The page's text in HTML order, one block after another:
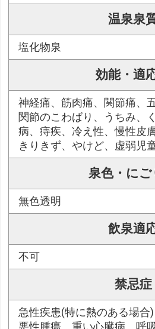
温泉泉
塩化物泉
効能・適
神経痛、筋肉痛、関節痛、
関節のこわばり、うちみ、
病、痔疾、冷え性、慢性皮
きりきず、やけど、虚弱児
泉色・に
無色透明
飲泉適
不可
禁忌症
急性疾患(特に熱のある場合)
悪性腫瘍、重い心臓病、呼